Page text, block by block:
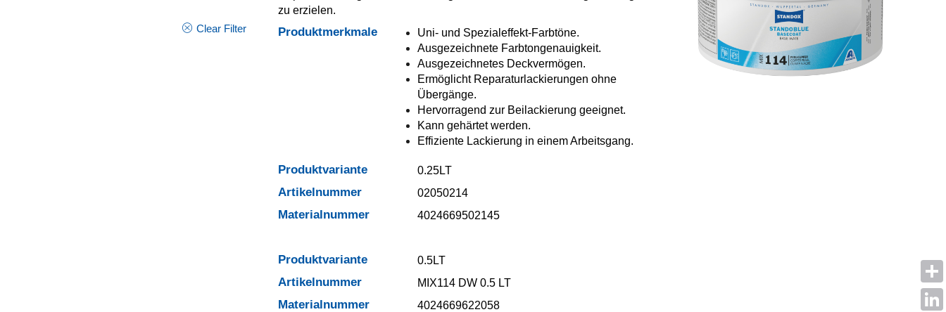
Clear Filter
zu erzielen.
Produktmerkmale
Uni- und Spezialeffekt-Farbtöne.
Ausgezeichnete Farbtongenauigkeit.
Ausgezeichnetes Deckvermögen.
Ermöglicht Reparaturlackierungen ohne
Übergänge.
Hervorragend zur Beilackierung geeignet.
Kann gehärtet werden.
Effiziente Lackierung in einem Arbeitsgang.
Produktvariante 0.25LT
Artikelnummer 02050214
Materialnummer 4024669502145
Produktvariante 0.5LT
Artikelnummer MIX114 DW 0.5 LT
Materialnummer 4024669622058